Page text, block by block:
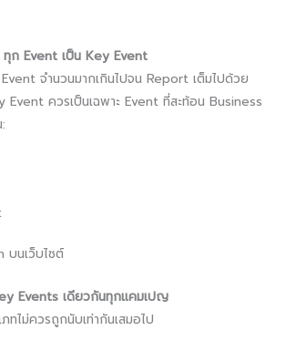
ก Event เป็น Key Event
จำนวนมากเกินไปจน Report เต็มไปด้วย
Event ควรเป็นเฉพาะ Event ที่สะท้อน Business
บนเว็บไซต์
Events เดียวกันทุกแคมเปญ
ทไม่ควรถูกนับเท่ากันเสมอไป